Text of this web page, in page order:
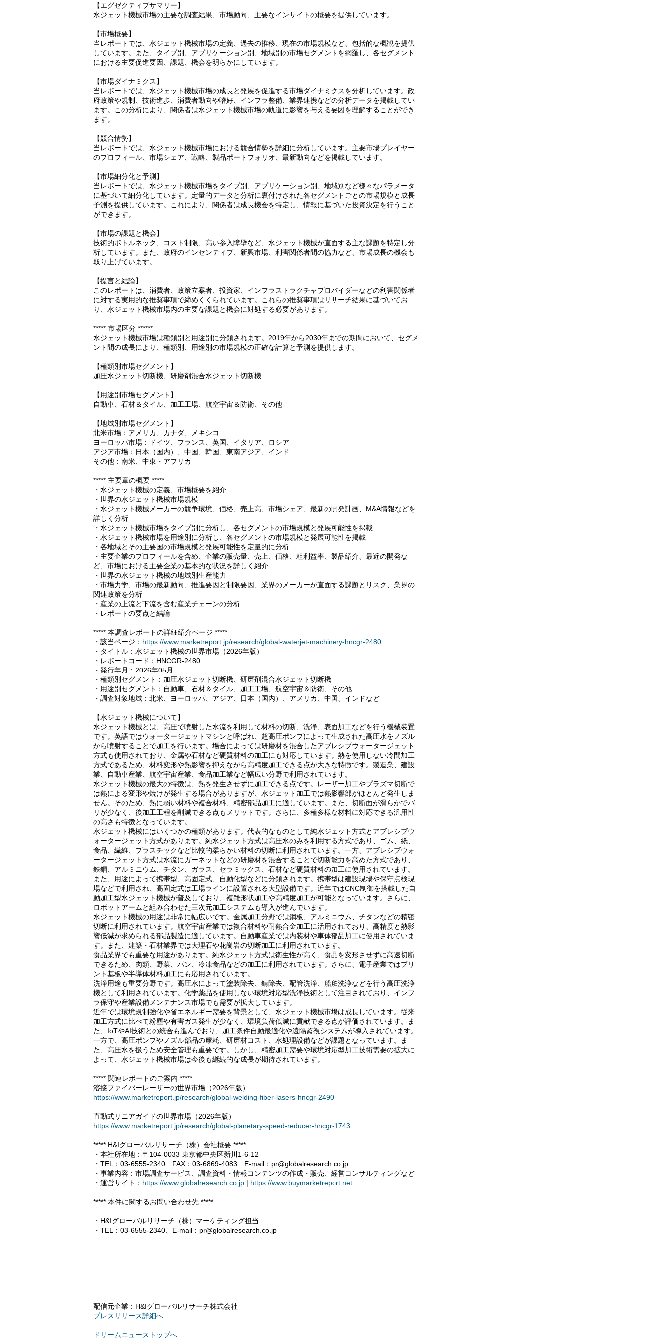
【エグゼクティブサマリー】
水ジェット機械市場の主要な調査結果、市場動向、主要なインサイトの概要を提供しています。
【市場概要】
当レポートでは、水ジェット機械市場の定義、過去の推移、現在の市場規模など、包括的な概観を提供
しています。また、タイプ別、アプリケーション別、地域別の市場セグメントを網羅し、各セグメント
における主要促進要因、課題、機会を明らかにしています。
【市場ダイナミクス】
当レポートでは、水ジェット機械市場の成長と発展を促進する市場ダイナミクスを分析しています。政
府政策や規制、技術進歩、消費者動向や嗜好、インフラ整備、業界連携などの分析データを掲載してい
ます。この分析により、関係者は水ジェット機械市場の軌道に影響を与える要因を理解することができ
ます。
【競合情勢】
当レポートでは、水ジェット機械市場における競合情勢を詳細に分析しています。主要市場プレイヤー
のプロフィール、市場シェア、戦略、製品ポートフォリオ、最新動向などを掲載しています。
【市場細分化と予測】
当レポートでは、水ジェット機械市場をタイプ別、アプリケーション別、地域別など様々なパラメータ
に基づいて細分化しています。定量的データと分析に裏付けされた各セグメントごとの市場規模と成長
予測を提供しています。これにより、関係者は成長機会を特定し、情報に基づいた投資決定を行うこと
ができます。
【市場の課題と機会】
技術的ボトルネック、コスト制限、高い参入障壁など、水ジェット機械が直面する主な課題を特定し分
析しています。また、政府のインセンティブ、新興市場、利害関係者間の協力など、市場成長の機会も
取り上げています。
【提言と結論】
このレポートは、消費者、政策立案者、投資家、インフラストラクチャプロバイダーなどの利害関係者
に対する実用的な推奨事項で締めくくられています。これらの推奨事項はリサーチ結果に基づいてお
り、水ジェット機械市場内の主要な課題と機会に対処する必要があります。
***** 市場区分 ******
水ジェット機械市場は種類別と用途別に分類されます。2019年から2030年までの期間において、セグメ
ント間の成長により、種類別、用途別の市場規模の正確な計算と予測を提供します。
【種類別市場セグメント】
加圧水ジェット切断機、研磨剤混合水ジェット切断機
【用途別市場セグメント】
自動車、石材＆タイル、加工工場、航空宇宙＆防衛、その他
【地域別市場セグメント】
北米市場：アメリカ、カナダ、メキシコ
ヨーロッパ市場：ドイツ、フランス、英国、イタリア、ロシア
アジア市場：日本（国内）、中国、韓国、東南アジア、インド
その他：南米、中東・アフリカ
***** 主要章の概要 *****
・水ジェット機械の定義、市場概要を紹介
・世界の水ジェット機械市場規模
・水ジェット機械メーカーの競争環境、価格、売上高、市場シェア、最新の開発計画、M&A情報などを
詳しく分析
・水ジェット機械市場をタイプ別に分析し、各セグメントの市場規模と発展可能性を掲載
・水ジェット機械市場を用途別に分析し、各セグメントの市場規模と発展可能性を掲載
・各地域とその主要国の市場規模と発展可能性を定量的に分析
・主要企業のプロフィールを含め、企業の販売量、売上、価格、粗利益率、製品紹介、最近の開発な
ど、市場における主要企業の基本的な状況を詳しく紹介
・世界の水ジェット機械の地域別生産能力
・市場力学、市場の最新動向、推進要因と制限要因、業界のメーカーが直面する課題とリスク、業界の
関連政策を分析
・産業の上流と下流を含む産業チェーンの分析
・レポートの要点と結論
***** 本調査レポートの詳細紹介ページ *****
・該当ページ： https://www.marketreport.jp/research/global-waterjet-machinery-hncgr-2480
・タイトル：水ジェット機械の世界市場（2026年版）
・レポートコード：HNCGR-2480
・発行年月：2026年05月
・種類別セグメント：加圧水ジェット切断機、研磨剤混合水ジェット切断機
・用途別セグメント：自動車、石材＆タイル、加工工場、航空宇宙＆防衛、その他
・調査対象地域：北米、ヨーロッパ、アジア、日本（国内）、アメリカ、中国、インドなど
【水ジェット機械について】
水ジェット機械とは、高圧で噴射した水流を利用して材料の切断、洗浄、表面加工などを行う機械装置
です。英語ではウォータージェットマシンと呼ばれ、超高圧ポンプによって生成された高圧水をノズル
から噴射することで加工を行います。場合によっては研磨材を混合したアブレシブウォータージェット
方式も使用されており、金属や石材など硬質材料の加工にも対応しています。熱を使用しない冷間加工
方式であるため、材料変形や熱影響を抑えながら高精度加工できる点が大きな特徴です。製造業、建設
業、自動車産業、航空宇宙産業、食品加工業など幅広い分野で利用されています。
水ジェット機械の最大の特徴は、熱を発生させずに加工できる点です。レーザー加工やプラズマ切断で
は熱による変形や焼けが発生する場合がありますが、水ジェット加工では熱影響部がほとんど発生しま
せん。そのため、熱に弱い材料や複合材料、精密部品加工に適しています。また、切断面が滑らかでバ
リが少なく、後加工工程を削減できる点もメリットです。さらに、多種多様な材料に対応できる汎用性
の高さも特徴となっています。
水ジェット機械にはいくつかの種類があります。代表的なものとして純水ジェット方式とアブレシブウ
ォータージェット方式があります。純水ジェット方式は高圧水のみを利用する方式であり、ゴム、紙、
食品、繊維、プラスチックなど比較的柔らかい材料の切断に利用されています。一方、アブレシブウォ
ータージェット方式は水流にガーネットなどの研磨材を混合することで切断能力を高めた方式であり、
鉄鋼、アルミニウム、チタン、ガラス、セラミックス、石材など硬質材料の加工に使用されています。
また、用途によって携帯型、高固定式、自動化型などに分類されます。携帯型は建設現場や保守点検現
場などで利用され、高固定式は工場ラインに設置される大型設備です。近年ではCNC制御を搭載した自
動加工型水ジェット機械が普及しており、複雑形状加工や高精度加工が可能となっています。さらに、
ロボットアームと組み合わせた三次元加工システムも導入が進んでいます。
水ジェット機械の用途は非常に幅広いです。金属加工分野では鋼板、アルミニウム、チタンなどの精密
切断に利用されています。航空宇宙産業では複合材料や耐熱合金加工に活用されており、高精度と熱影
響低減が求められる部品製造に適しています。自動車産業では内装材や車体部品加工に使用されていま
す。また、建築・石材業界では大理石や花崗岩の切断加工に利用されています。
食品業界でも重要な用途があります。純水ジェット方式は衛生性が高く、食品を変形させずに高速切断
できるため、肉類、野菜、パン、冷凍食品などの加工に利用されています。さらに、電子産業ではプリ
ント基板や半導体材料加工にも応用されています。
洗浄用途も重要分野です。高圧水によって塗装除去、錆除去、配管洗浄、船舶洗浄などを行う高圧洗浄
機として利用されています。化学薬品を使用しない環境対応型洗浄技術として注目されており、インフ
ラ保守や産業設備メンテナンス市場でも需要が拡大しています。
近年では環境規制強化や省エネルギー需要を背景として、水ジェット機械市場は成長しています。従来
加工方式に比べて粉塵や有害ガス発生が少なく、環境負荷低減に貢献できる点が評価されています。ま
た、IoTやAI技術との統合も進んでおり、加工条件自動最適化や遠隔監視システムが導入されています。
一方で、高圧ポンプやノズル部品の摩耗、研磨材コスト、水処理設備などが課題となっています。ま
た、高圧水を扱うため安全管理も重要です。しかし、精密加工需要や環境対応型加工技術需要の拡大に
よって、水ジェット機械市場は今後も継続的な成長が期待されています。
***** 関連レポートのご案内 *****
溶接ファイバーレーザーの世界市場（2026年版）
https://www.marketreport.jp/research/global-welding-fiber-lasers-hncgr-2490
直動式リニアガイドの世界市場（2026年版）
https://www.marketreport.jp/research/global-planetary-speed-reducer-hncgr-1743
***** H&Iグローバルリサーチ（株）会社概要 *****
・本社所在地：〒104-0033 東京都中央区新川1-6-12
・TEL：03-6555-2340 FAX：03-6869-4083 E-mail：pr@globalresearch.co.jp
・事業内容：市場調査サービス、調査資料・情報コンテンツの作成・販売、経営コンサルティングなど
・運営サイト： https://www.globalresearch.co.jp | https://www.buymarketreport.net
***** 本件に関するお問い合わせ先 *****
・H&Iグローバルリサーチ（株）マーケティング担当
・TEL：03-6555-2340、E-mail：pr@globalresearch.co.jp
配信元企業：H&Iグローバルリサーチ株式会社
プレスリリース詳細へ
ドリームニューストップへ